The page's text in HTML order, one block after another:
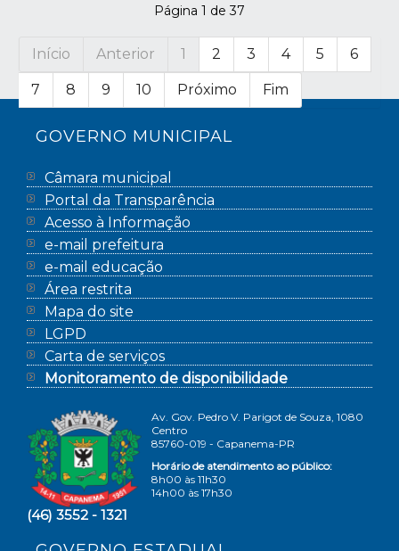
Página 1 de 37
Início Anterior 1 2 3 4 5 6
7 8 9 10 Próximo Fim
GOVERNO MUNICIPAL
Câmara municipal
Portal da Transparência
Acesso à Informação
e-mail prefeitura
e-mail educação
Área restrita
Mapa do site
LGPD
Carta de serviços
Monitoramento de disponibilidade
Av. Gov. Pedro V. Parigot de Souza, 1080
Centro
85760-019 - Capanema-PR
Horário de atendimento ao público:
8h00 às 11h30
14h00 às 17h30
(46) 3552 - 1321